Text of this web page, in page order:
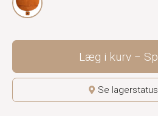
Læg i kurv
Se